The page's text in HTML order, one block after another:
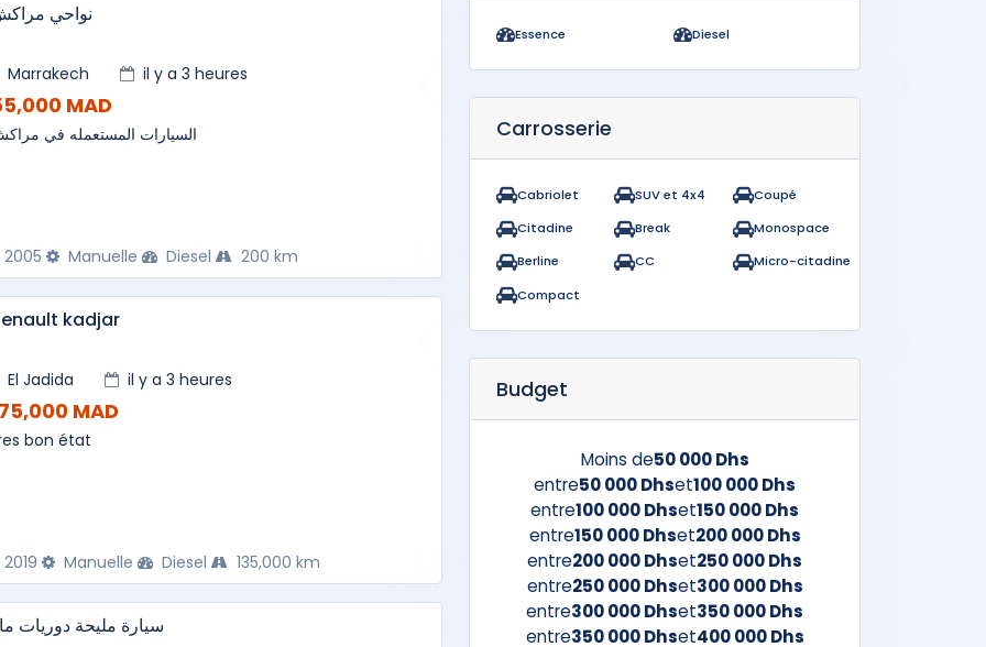
نواحي
Marrakech il y a 3 heures
MAD
السيارات المستعمله في
2005 Manuelle Diesel 200 km
kadjar
El Jadida il y a 3 heures
MAD
bon état
2019 Manuelle Diesel 135,000 km
سيارة مليحة دوريات
Essence Diesel
Carrosserie
Cabriolet SUV et 4x4
Coupé
Citadine
Break
Monospace
Berline
CC
Micro-citadine
Compact
Budget
Moins de50 000 Dhs
entre50 000 Dhset100 000 Dhs
entre100 000 Dhset150 000 Dhs
entre150 000 Dhset200 000 Dhs
entre200 000 Dhset250 000 Dhs
entre250 000 Dhset300 000 Dhs
entre300 000 Dhset350 000 Dhs
entre350 000 Dhset400 000 Dhs